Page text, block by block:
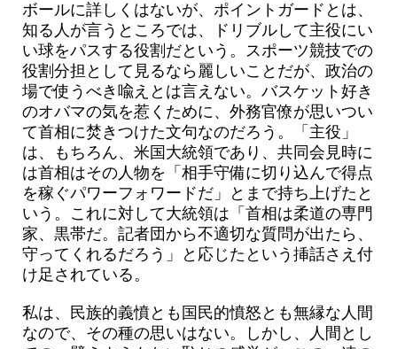
ボールに詳しくはないが、ポイントガードとは、
知る人が言うところでは、ドリブルして主役にい
い球をパスする役割だという。スポーツ競技での
役割分担として見るなら麗しいことだが、政治の
場で使うべき喩えとは言えない。バスケット好き
のオバマの気を惹くために、外務官僚が思いつい
て首相に焚きつけた文句なのだろう。「主役」
は、もちろん、米国大統領であり、共同会見時に
は首相はその人物を「相手守備に切り込んで得点
を稼ぐパワーフォワードだ」とまで持ち上げたと
いう。これに対して大統領は「首相は柔道の専門
家、黒帯だ。記者団から不適切な質問が出たら、
守ってくれるだろう」と応じたという挿話さえ付
け足されている。
私は、民族的義憤とも国民的憤怒とも無縁な人間
なので、その種の思いはない。しかし、人間とし